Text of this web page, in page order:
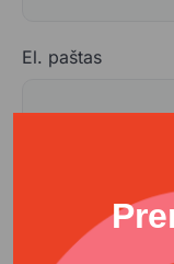
El. paštas